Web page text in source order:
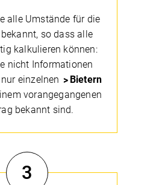
alle Umstände für die
so dass alle
kalkulieren können:
nicht Informationen
einzelnen
Bietern
vorangegangenen
bekannt sind.
3